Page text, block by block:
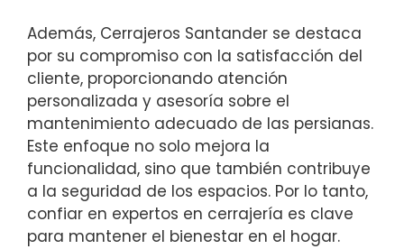
Además, Cerrajeros Santander se destaca
por su compromiso con la satisfacción del
cliente, proporcionando atención
personalizada y asesoría sobre el
mantenimiento adecuado de las persianas.
Este enfoque no solo mejora la
funcionalidad, sino que también contribuye
a la seguridad de los espacios. Por lo tanto,
confiar en expertos en cerrajería es clave
para mantener el bienestar en el hogar.